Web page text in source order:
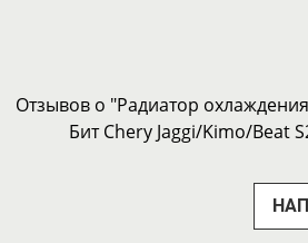
Отзывов о "Радиатор
Бит Chery Jaggi/Kimo/Beat